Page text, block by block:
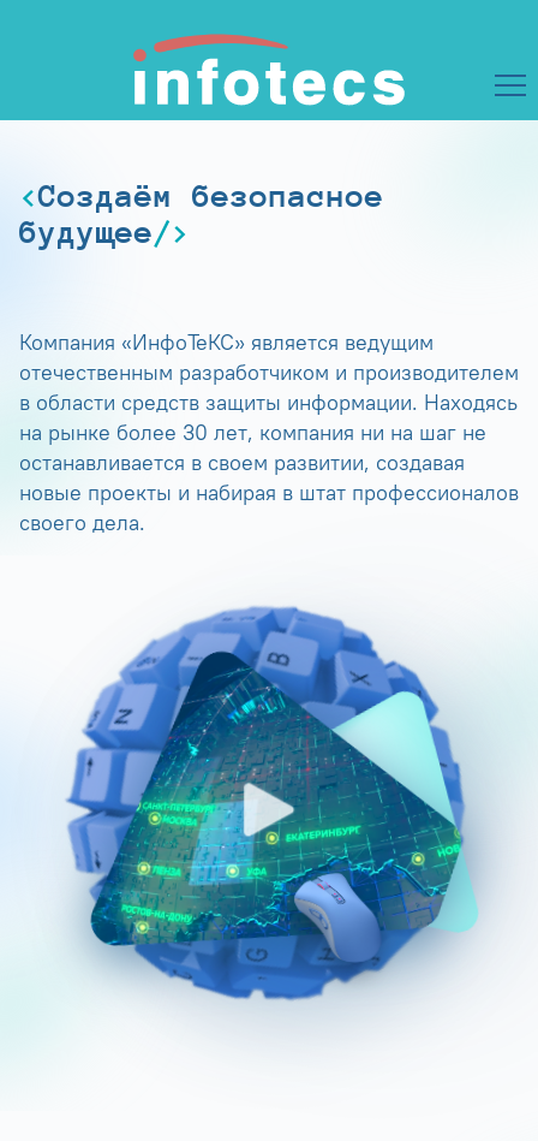
Создаём безопасное
будущее
Компания «ИнфоТеКС» является ведущим
отечественным разработчиком и производителем
в области средств защиты информации. Находясь
на рынке более 30 лет, компания ни на шаг не
останавливается в своем развитии, создавая
новые проекты и набирая в штат профессионалов
своего дела.